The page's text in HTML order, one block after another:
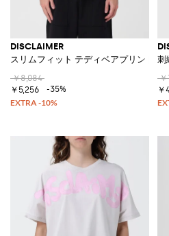
DISCLAIMER
スリムフィット テディベアプリント
￥8,084
￥5,256
-35%
刺
￥
￥